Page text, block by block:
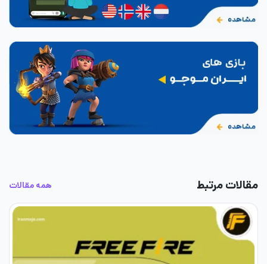
مقالات مرتبط همه مقالات